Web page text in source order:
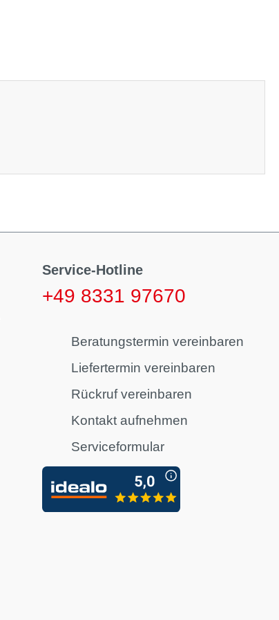
Service-Hotline
+49 8331 97670
Beratungstermin vereinbaren
Liefertermin vereinbaren
Rückruf vereinbaren
Kontakt aufnehmen
Serviceformular